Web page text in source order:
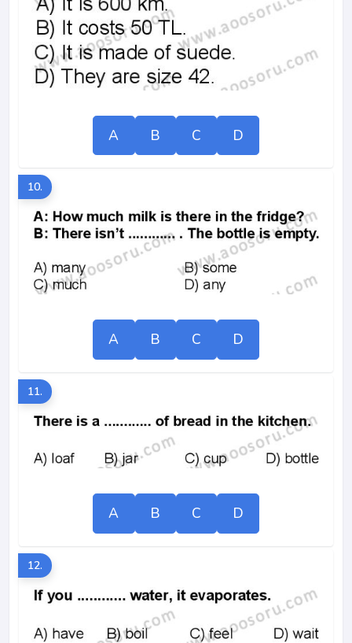
A B C D
10.
A B C D
11.
A B C D
12.